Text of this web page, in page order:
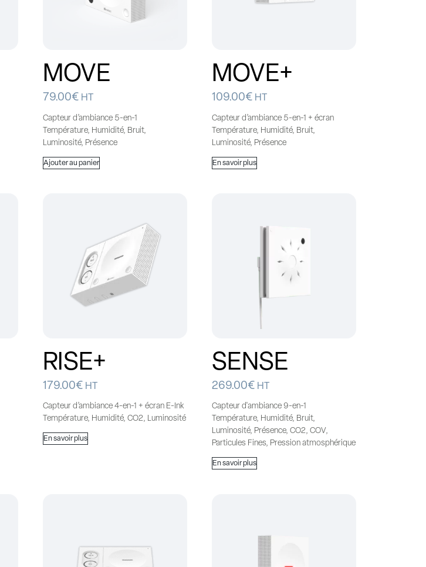
MOVE
79.00€ HT
Capteur d’ambiance 5-en-1
Température, Humidité, Bruit,
Luminosité, Présence
Ajouter au panier
MOVE+
109.00€ HT
Capteur d’ambiance 5-en-1 + écran
Température, Humidité, Bruit,
Luminosité, Présence
En savoir plus
RISE+
179.00€ HT
Capteur d’ambiance 4-en-1 + écran E-Ink
Température, Humidité, CO2, Luminosité
En savoir plus
SENSE
269.00€ HT
Capteur d'ambiance 9-en-1
Température, Humidité, Bruit,
Luminosité, Présence, CO2, COV,
Particules Fines, Pression atmosphérique
En savoir plus